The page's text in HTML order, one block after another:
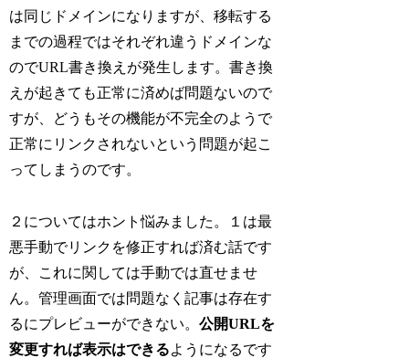
は同じドメインになりますが、移転する
までの過程ではそれぞれ違うドメインな
のでURL書き換えが発生します。書き換
えが起きても正常に済めば問題ないので
すが、どうもその機能が不完全のようで
正常にリンクされないという問題が起こ
ってしまうのです。
２についてはホント悩みました。１は最
悪手動でリンクを修正すれば済む話です
が、これに関しては手動では直せませ
ん。管理画面では問題なく記事は存在す
るにプレビューができない。公開URLを
変更すれば表示はできるようになるです